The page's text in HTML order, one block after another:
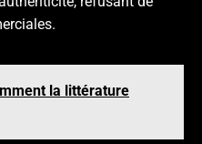
la littérature